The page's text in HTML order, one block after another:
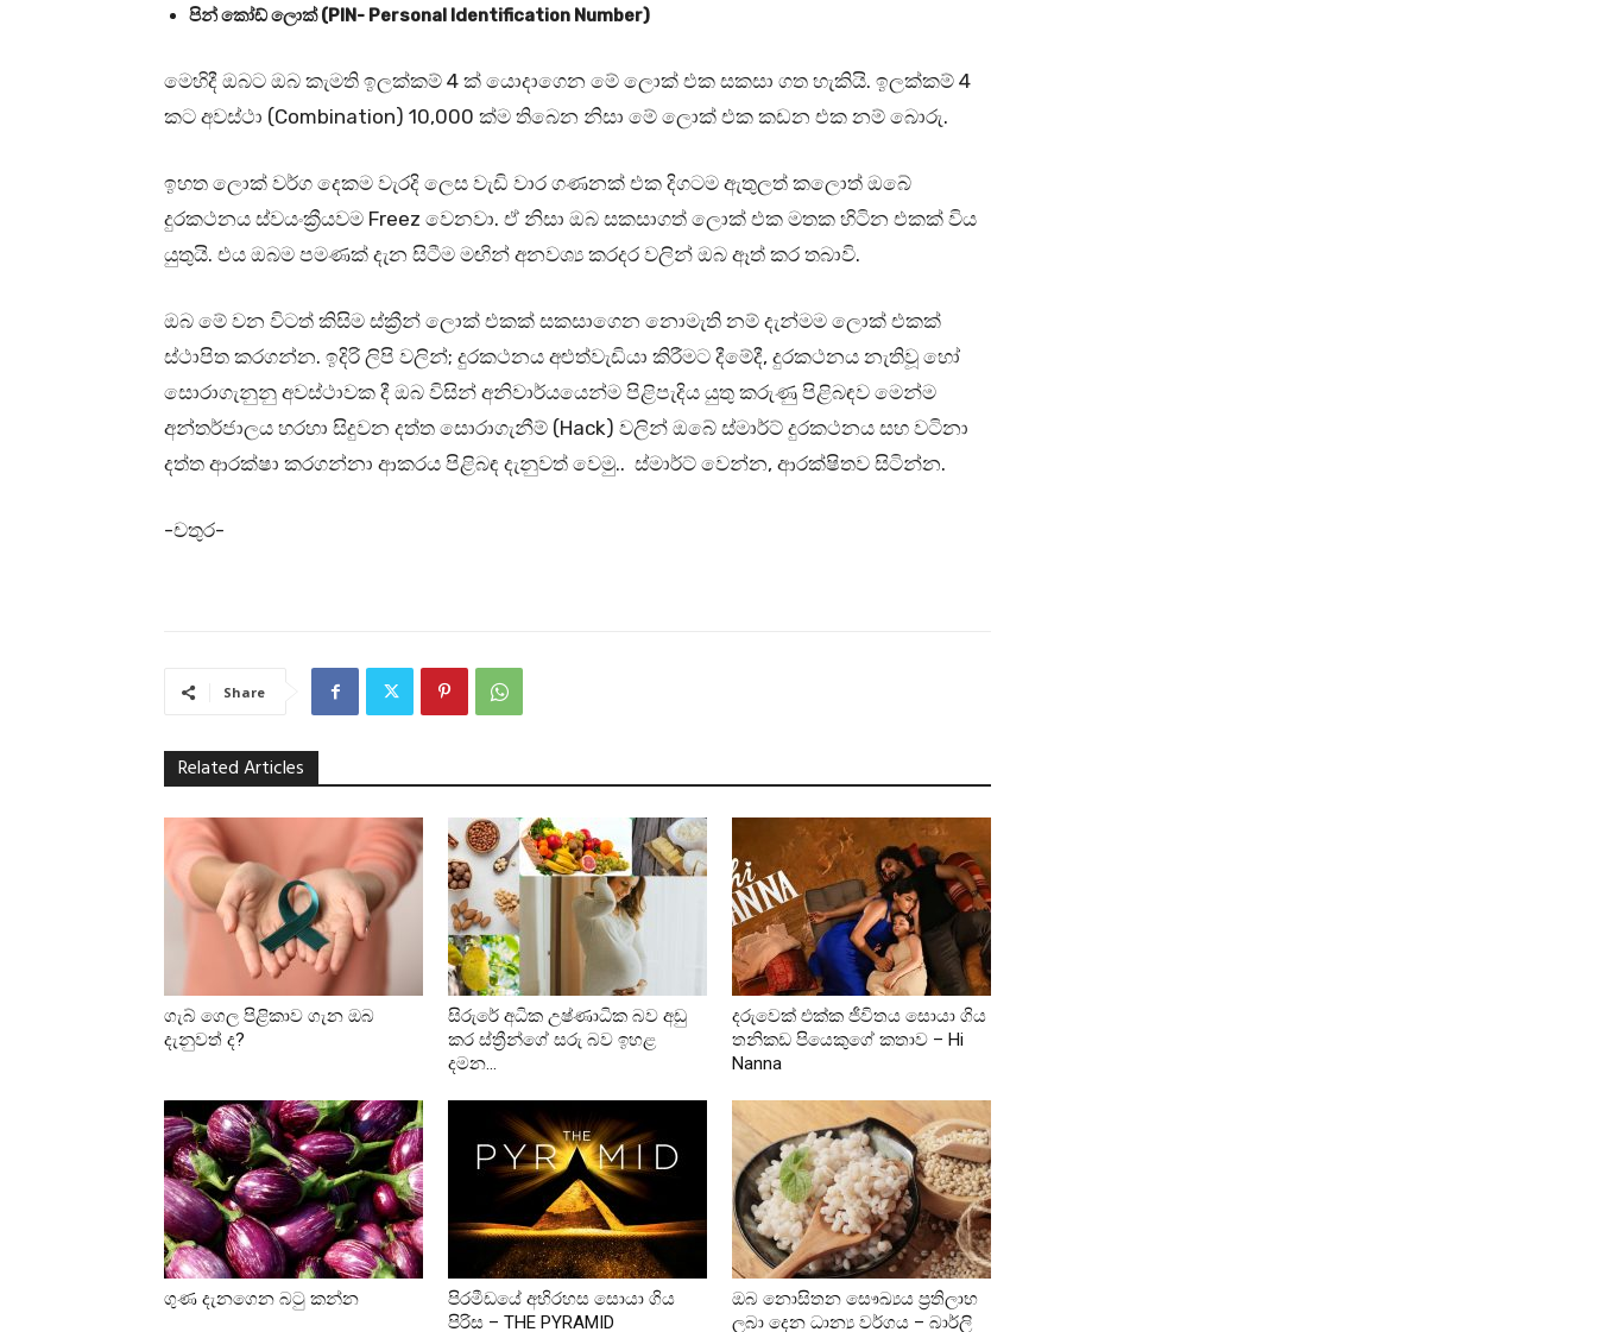
පින් කෝඩ් ලොක් (PIN- Personal Identification Number)
මෙහිදී ඔබට ඔබ කැමති ඉලක්කම් 4 ක් යොදාගෙන මේ ලොක් එක සකසා ගත හැකියි. ඉලක්කම් 4
කට අවස්ථා (Combination) 10,000 ක්ම තිබෙන නිසා මේ ලොක් එක කඩන එක නම් බොරු.
ඉහත ලොක් වර්ග දෙකම වැරදි ලෙස වැඩි වාර ගණනක් එක දිගටම ඇතුලත් කලොත් ඔබේ
දුරකථනය ස්වයංක්‍රීයවම Freez වෙනවා. ඒ නිසා ඔබ සකසාගත් ලොක් එක මතක හිටින එකක් විය
යුතුයි. එය ඔබම පමණක් දැන සිටීම මඟින් අනවශ්‍ය කරදර වලින් ඔබ ඈත් කර තබාවි.
ඔබ මේ වන විටත් කිසිම ස්ක්‍රීන් ලොක් එකක් සකසාගෙන නොමැති නම් දැන්මම ලොක් එකක්
ස්ථාපිත කරගන්න. ඉදිරි ලිපි වලින්; දුරකථනය අළුත්වැඩියා කිරීමට දීමේදී, දුරකථනය නැතිවූ හෝ
සොරාගැනුනු අවස්ථාවක දී ඔබ විසින් අනිවාර්යයෙන්ම පිළිපැදිය යුතු කරුණු පිළිබඳව මෙන්ම
අන්තර්ජාලය හරහා සිදුවන දත්ත සොරාගැනීම් (Hack) වලින් ඔබේ ස්මාර්ට් දුරකථනය සහ වටිනා
දත්ත ආරක්ෂා කරගන්නා ආකරය පිළිබඳ දැනුවත් වෙමු.. ස්මාර්ට් වෙන්න, ආරක්ෂිතව සිටින්න.
-චතුර-
Share
Related Articles
ගැබ් ගෙල පිළිකාව ගැන ඔබ
දැනුවත් ද?
සිරුරේ අධික උෂ්ණාධික බව අඩු
කර ස්ත්‍රීන්ගේ සරු බව ඉහළ
දමන...
දරුවෙක් එක්ක ජීවිතය සොයා ගිය
තනිකඩ පියෙකුගේ කතාව – Hi
Nanna
ගුණ දැනගෙන බටු කන්න
පිරමීඩයේ අභිරහස සොයා ගිය
පිරිස – THE PYRAMID
ඔබ නොසිතන සෞඛ්‍යය ප්‍රතිලාභ
ලබා දෙන ධාන්‍ය වර්ගය – බාර්ලි